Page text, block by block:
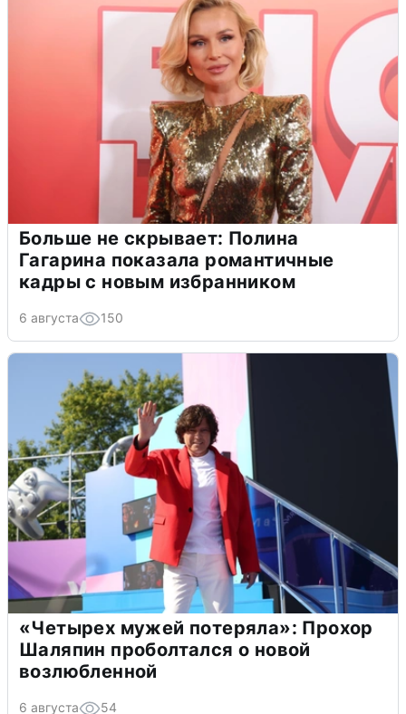
Больше не скрывает: Полина
Гагарина показала романтичные
кадры с новым избранником
6 августа 150
«Четырех мужей потеряла»: Прохор
Шаляпин проболтался о новой
возлюбленной
6 августа 54